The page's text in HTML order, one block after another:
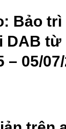
Bảo
DAB từ
– 05/